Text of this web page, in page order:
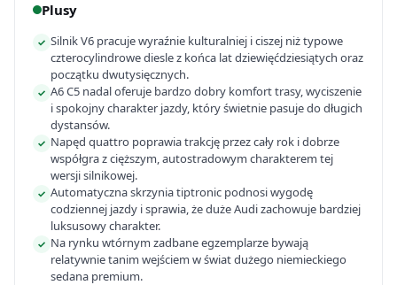
Plusy
✓ Silnik V6 pracuje wyraźnie kulturalniej i ciszej niż typowe
czterocylindrowe diesle z końca lat dziewięćdziesiątych oraz
początku dwutysięcznych.
✓ A6 C5 nadal oferuje bardzo dobry komfort trasy, wyciszenie
i spokojny charakter jazdy, który świetnie pasuje do długich
dystansów.
✓ Napęd quattro poprawia trakcję przez cały rok i dobrze
współgra z cięższym, autostradowym charakterem tej
wersji silnikowej.
✓ Automatyczna skrzynia tiptronic podnosi wygodę
codziennej jazdy i sprawia, że duże Audi zachowuje bardziej
luksusowy charakter.
✓ Na rynku wtórnym zadbane egzemplarze bywają
relatywnie tanim wejściem w świat dużego niemieckiego
sedana premium.